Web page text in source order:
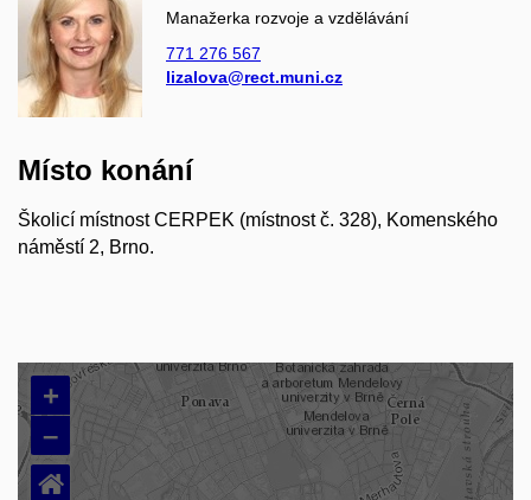
Manažerka rozvoje a vzdělávání
771 276 567
lizalova@rect.muni.cz
Místo konání
Školicí místnost CERPEK (místnost č. 328), Komenského
náměstí 2, Brno.
+
–
⌂